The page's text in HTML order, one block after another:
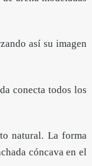
así su imagen
conecta todos los
natural. La forma
cóncava en el